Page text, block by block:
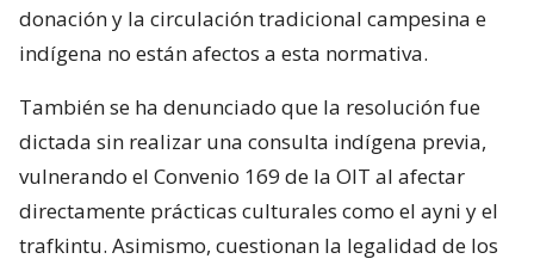
donación y la circulación tradicional campesina e
indígena no están afectos a esta normativa.
También se ha denunciado que la resolución fue
dictada sin realizar una consulta indígena previa,
vulnerando el Convenio 169 de la OIT al afectar
directamente prácticas culturales como el ayni y el
trafkintu. Asimismo, cuestionan la legalidad de los